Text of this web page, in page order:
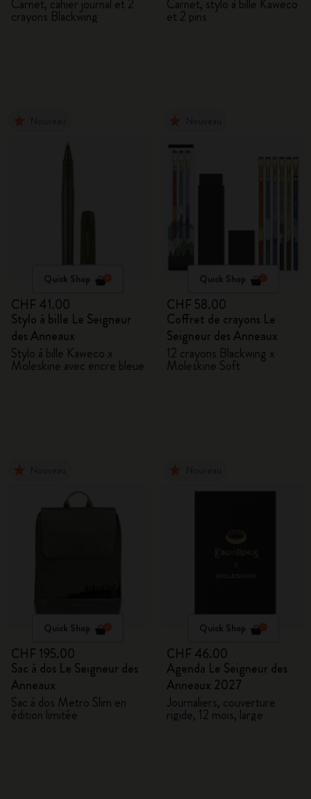
Carnet, cahier journal et 2
crayons Blackwing
Carnet, stylo à bille Kaweco
et 2 pins
Quick Shop
CHF 41.00
Stylo à bille Le Seigneur
des Anneaux
Stylo à bille Kaweco x
Moleskine avec encre bleue
Quick Shop
CHF 58.00
Coffret de crayons Le
Seigneur des Anneaux
12 crayons Blackwing x
Moleskine Soft
Quick Shop
CHF 195.00
Sac à dos Le Seigneur des
Anneaux
Sac à dos Metro Slim en
édition limitée
Quick Shop
CHF 46.00
Agenda Le Seigneur des
Anneaux 2027
Journaliers, couverture
rigide, 12 mois, large